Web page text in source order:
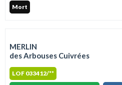
Mort
MERLIN
des Arbouses Cuivrées
LOF 033412/**